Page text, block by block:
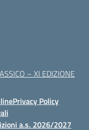
– XI EDIZIONE
Privacy Policy
a.s. 2026/2027